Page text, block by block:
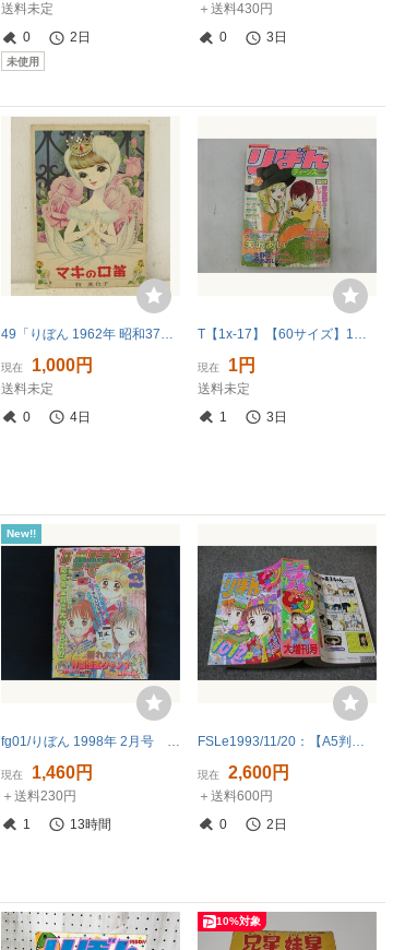
送料未定
0
2日
未使用
＋送料430円
0
3日
現在 1,000円
送料未定
0
4日
現在 1円
送料未定
1
3日
New!!
現在 1,460円
＋送料230円
1
13時間
現在 2,600円
＋送料600円
0
2日
10%対象